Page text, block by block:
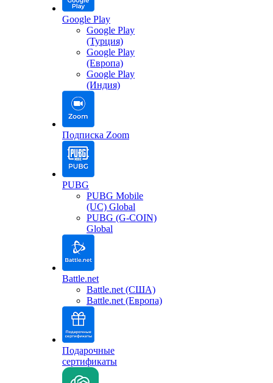
Google Play
Google Play
(Турция)
Google Play
(Европа)
Google Play
(Индия)
Подписка Zoom
PUBG
PUBG Mobile
(UC) Global
PUBG (G-COIN)
Global
Battle.net
Battle.net (США)
Battle.net (Европа)
Подарочные
сертификаты